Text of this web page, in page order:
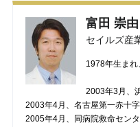
富田 崇由
セイルズ産
1978年生まれ
2003年3月、
2003年4月、名古屋第一赤十字
2005年4月、同病院救命セン